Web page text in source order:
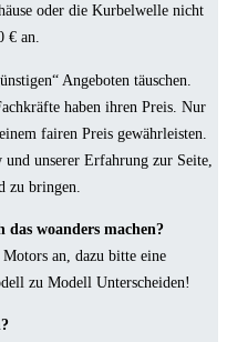
oder die Kurbelwelle nicht
€ an.
Angeboten täuschen.
haben ihren Preis. Nur
fairen Preis gewährleisten.
unserer Erfahrung zur Seite,
zu bringen.
woanders machen?
an, dazu bitte eine
zu Modell Unterscheiden!